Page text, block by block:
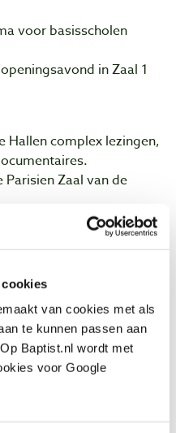
van cookies met als
te kunnen passen aan
Baptist.nl wordt met
voor Google
voor basisscholen
in Zaal 1
Hallen complex lezingen,
Parisien Zaal van de
Hallen complex lezingen,
Zaal van de